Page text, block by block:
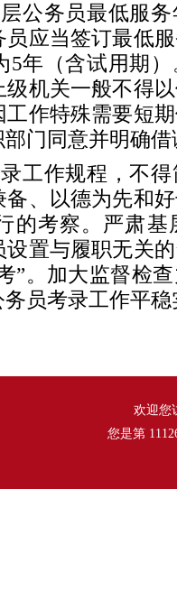
公务员最低服
应当签订最低
5年（含试用期
机关一般不得
作特殊需要短
门同意并明确
工作规程，不
、以德为先和
的考察。严肃基
置与履职无关
”。加大监督检
员考录工作平稳
欢迎您
您是第